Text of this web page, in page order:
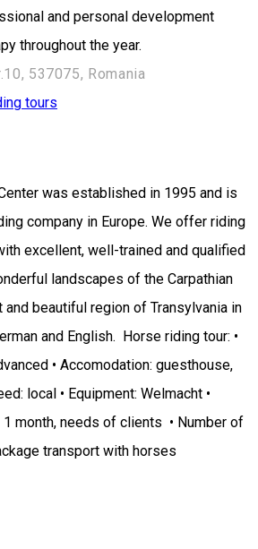
and personal development
throughout the year.
537075, Romania
tours
was established in 1995 and is
company in Europe. We offer riding
excellent, well-trained and qualified
landscapes of the Carpathian
and beautiful region of Transylvania in
and English. Horse riding tour: •
• Accomodation: guesthouse,
local • Equipment: Welmacht •
month, needs of clients • Number of
transport with horses